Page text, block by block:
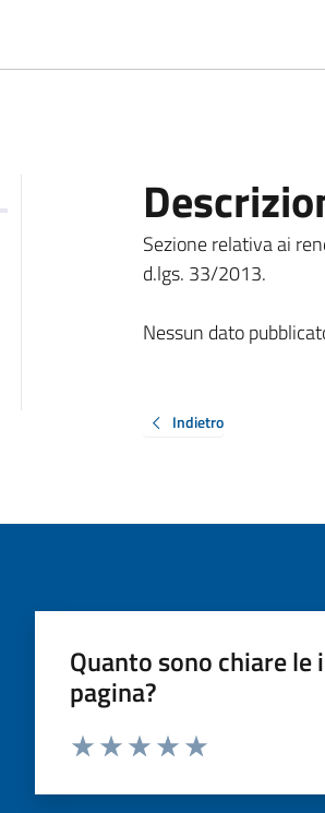
Sezione relativa ai
d.lgs. 33/2013.
Nessun dato
Indietro
Quanto sono chiare
pagina?
Valuta da 1 a 5 stelle la pagina